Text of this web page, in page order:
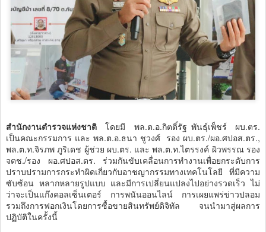
สำนักงานตำรวจแห่งชาติ โดยมี พล.ต.อ.กิตติ์รัฐ พันธุ์เพ็ชร์ ผบ.ตร.
เป็นคณะกรรมการ และ พล.ต.อ.ธนา ชูวงศ์ รอง ผบ.ตร./ผอ.ศปอส.ตร.,
พล.ต.ท.จิรภพ ภูริเดช ผู้ช่วย ผบ.ตร. และ พล.ต.ท.ไตรรงค์ ผิวพรรณ รอง
จตช./รอง ผอ.ศปอส.ตร. ร่วมกันขับเคลื่อนการทำงานเพื่อยกระดับการ
ปราบปรามการกระทำผิดเกี่ยวกับอาชญากรรมทางเทคโนโลยี ที่มีความ
ซับซ้อน หลากหลายรูปแบบ และมีการเปลี่ยนแปลงไปอย่างรวดเร็ว ไม่
ว่าจะเป็นแก๊งคอลเซ็นเตอร์ การพนันออนไลน์ การเผยแพร่ข่าวปลอม
รวมถึงการฟอกเงินโดยการซื้อขายสินทรัพย์ดิจิทัล จนนำมาสู่ผลการ
ปฏิบัติในครั้งนี้